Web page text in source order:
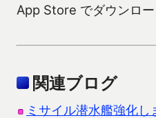
App Store でダウンロー
関連ブログ
ミサイル潜水艦強化し